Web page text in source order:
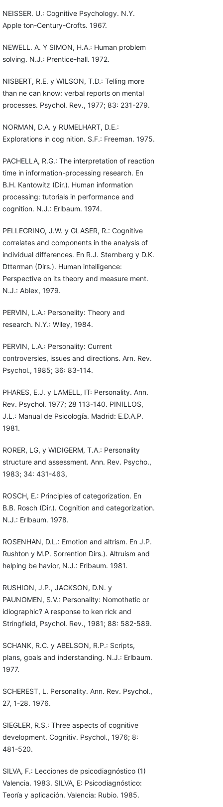
NEISSER. U.: Cognitive Psychology. N.Y.
Apple ton-Century-Crofts. 1967.
NEWELL. A. Y SIMON, H.A.: Human problem
solving. N.J.: Prentice-hall. 1972.
NISBERT, R.E. y WILSON, T.D.: Telling more
than ne can know: verbal reports on mental
processes. Psychol. Rev., 1977; 83: 231-279.
NORMAN, D.A. y RUMELHART, D.E.:
Explorations in cog nition. S.F.: Freeman. 1975.
PACHELLA, R.G.: The interpretation of reaction
time in information-processing research. En
B.H. Kantowitz (Dir.). Human information
processing: tutorials in performance and
cognition. N.J.: Erlbaum. 1974.
PELLEGRINO, J.W. y GLASER, R.: Cognitive
correlates and components in the analysis of
individual differences. En R.J. Sternberg y D.K.
Dtterman (Dirs.). Human intelligence:
Perspective on its theory and measure ment.
N.J.: Ablex, 1979.
PERVIN, L.A.: Personelity: Theory and
research. N.Y.: Wiley, 1984.
PERVIN, L.A.: Personality: Current
controversies, issues and directions. Arn. Rev.
Psychol., 1985; 36: 83-114.
PHARES, E.J. y LAMELL, IT: Personality. Ann.
Rev. Psychol. 1977; 28 113-140. PINILLOS,
J.L.: Manual de Psicología. Madrid: E.D.A.P.
1981.
RORER, LG, y WIDIGERM, T.A.: Personality
structure and assessment. Ann. Rev. Psycho.,
1983; 34: 431-463,
ROSCH, E.: Principles of categorization. En
B.B. Rosch (Dir.). Cognition and categorization.
N.J.: Erlbaum. 1978.
ROSENHAN, D.L.: Emotion and altrism. En J.P.
Rushton y M.P. Sorrention Dirs.). Altruism and
helping be havior, N.J.: Erlbaum. 1981.
RUSHION, J.P., JACKSON, D.N. y
PAUNOMEN, S.V.: Personality: Nomothetic or
idiographic? A response to ken rick and
Stringfield, Psychol. Rev., 1981; 88: 582-589.
SCHANK, R.C. y ABELSON, R.P.: Scripts,
plans, goals and inderstanding. N.J.: Erlbaum.
1977.
SCHEREST, L. Personality. Ann. Rev. Psychol.,
27, 1-28. 1976.
SIEGLER, R.S.: Three aspects of cognitive
development. Cognitiv. Psychol., 1976; 8:
481-520.
SILVA, F.: Lecciones de psicodiagnóstico (1)
Valencia. 1983. SILVA, E: Psicodiagnóstico:
Teoría y aplicación. Valencia: Rubio. 1985.